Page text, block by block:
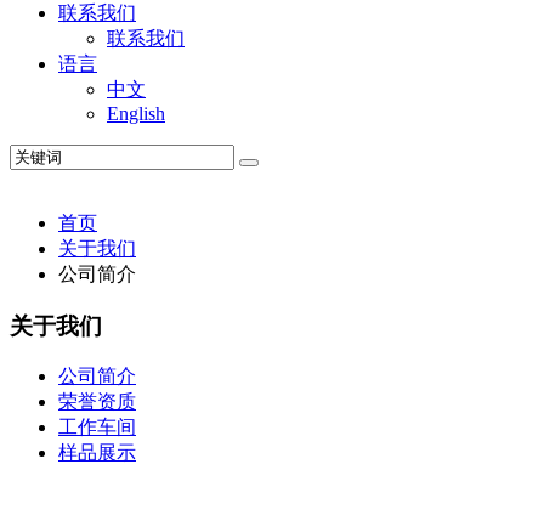
联系我们
联系我们
语言
中文
English
首页
关于我们
公司简介
关于我们
公司简介
荣誉资质
工作车间
样品展示